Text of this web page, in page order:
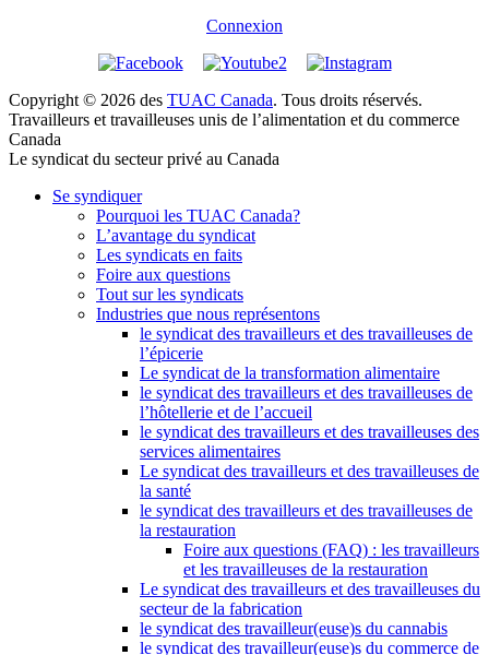
Connexion
Copyright © 2026 des TUAC Canada. Tous droits réservés.
Travailleurs et travailleuses unis de l’alimentation et du commerce
Canada
Le syndicat du secteur privé au Canada
Se syndiquer
Pourquoi les TUAC Canada?
L’avantage du syndicat
Les syndicats en faits
Foire aux questions
Tout sur les syndicats
Industries que nous représentons
le syndicat des travailleurs et des travailleuses de
l’épicerie
Le syndicat de la transformation alimentaire
le syndicat des travailleurs et des travailleuses de
l’hôtellerie et de l’accueil
le syndicat des travailleurs et des travailleuses des
services alimentaires
Le syndicat des travailleurs et des travailleuses de
la santé
le syndicat des travailleurs et des travailleuses de
la restauration
Foire aux questions (FAQ) : les travailleurs
et les travailleuses de la restauration
Le syndicat des travailleurs et des travailleuses du
secteur de la fabrication
le syndicat des travailleur(euse)s du cannabis
le syndicat des travailleur(euse)s du commerce de